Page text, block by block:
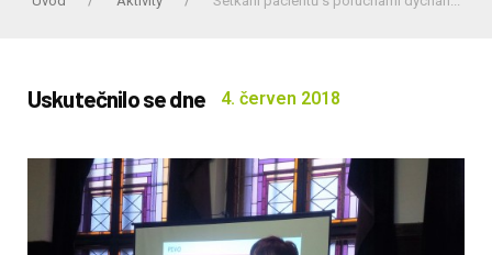
Uskutečnilo se dne 4. červen 2018